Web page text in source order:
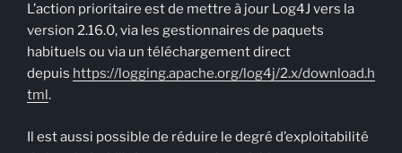
L’action prioritaire est de mettre à jour Log4J vers la
version 2.16.0, via les gestionnaires de paquets
habituels ou via un téléchargement direct
depuis https://logging.apache.org/log4j/2.x/download.h
tml.
Il est aussi possible de réduire le degré d’exploitabilité